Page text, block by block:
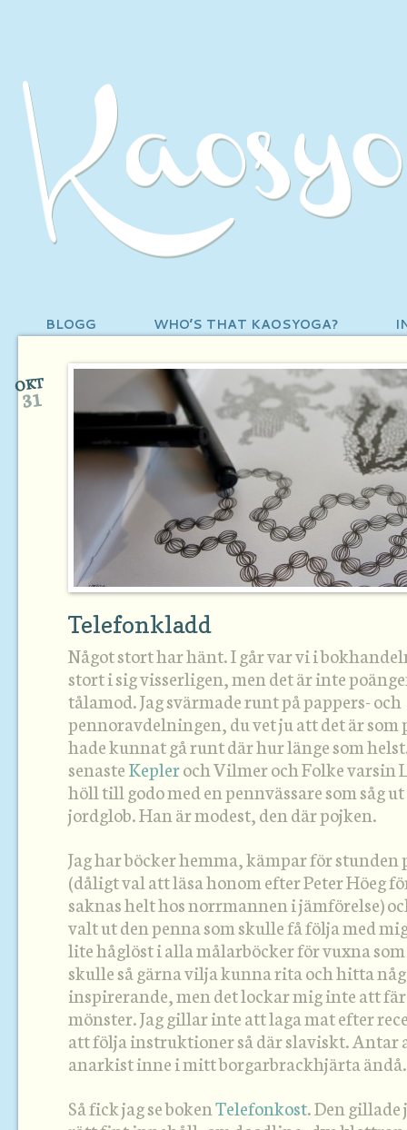
BLOGG WHO’S THAT KAOSYOGA?
Telefonkladd
OKT
31
Något stort har hänt. I går var vi i
stort i sig visserligen, men det är inte
tålamod. Jag svärmade runt på pappers- och
pennoravdelningen, du vet ju att det är som
hade kunnat gå runt där hur länge som
senasteKepleroch Vilmer och Folke varsin
höll till godo med en pennvässare som såg
jordglob. Han är modest, den där pojken.
Jag har böcker hemma, kämpar för stunden
(dåligt val att läsa honom efter Peter Höeg
saknas helt hos norrmannen i jämförelse)
valt ut den penna som skulle få följa med
lite håglöst i alla målarböcker för vuxna
skulle så gärna vilja kunna rita och hitta
inspirerande, men det lockar mig inte att
mönster. Jag gillar inte att laga mat efter
att följa instruktioner så där slaviskt. Antar
anarkist inne i mitt borgarbrackhjärta ändå.
Så fick jag se bokenTelefonkost. Den gillade